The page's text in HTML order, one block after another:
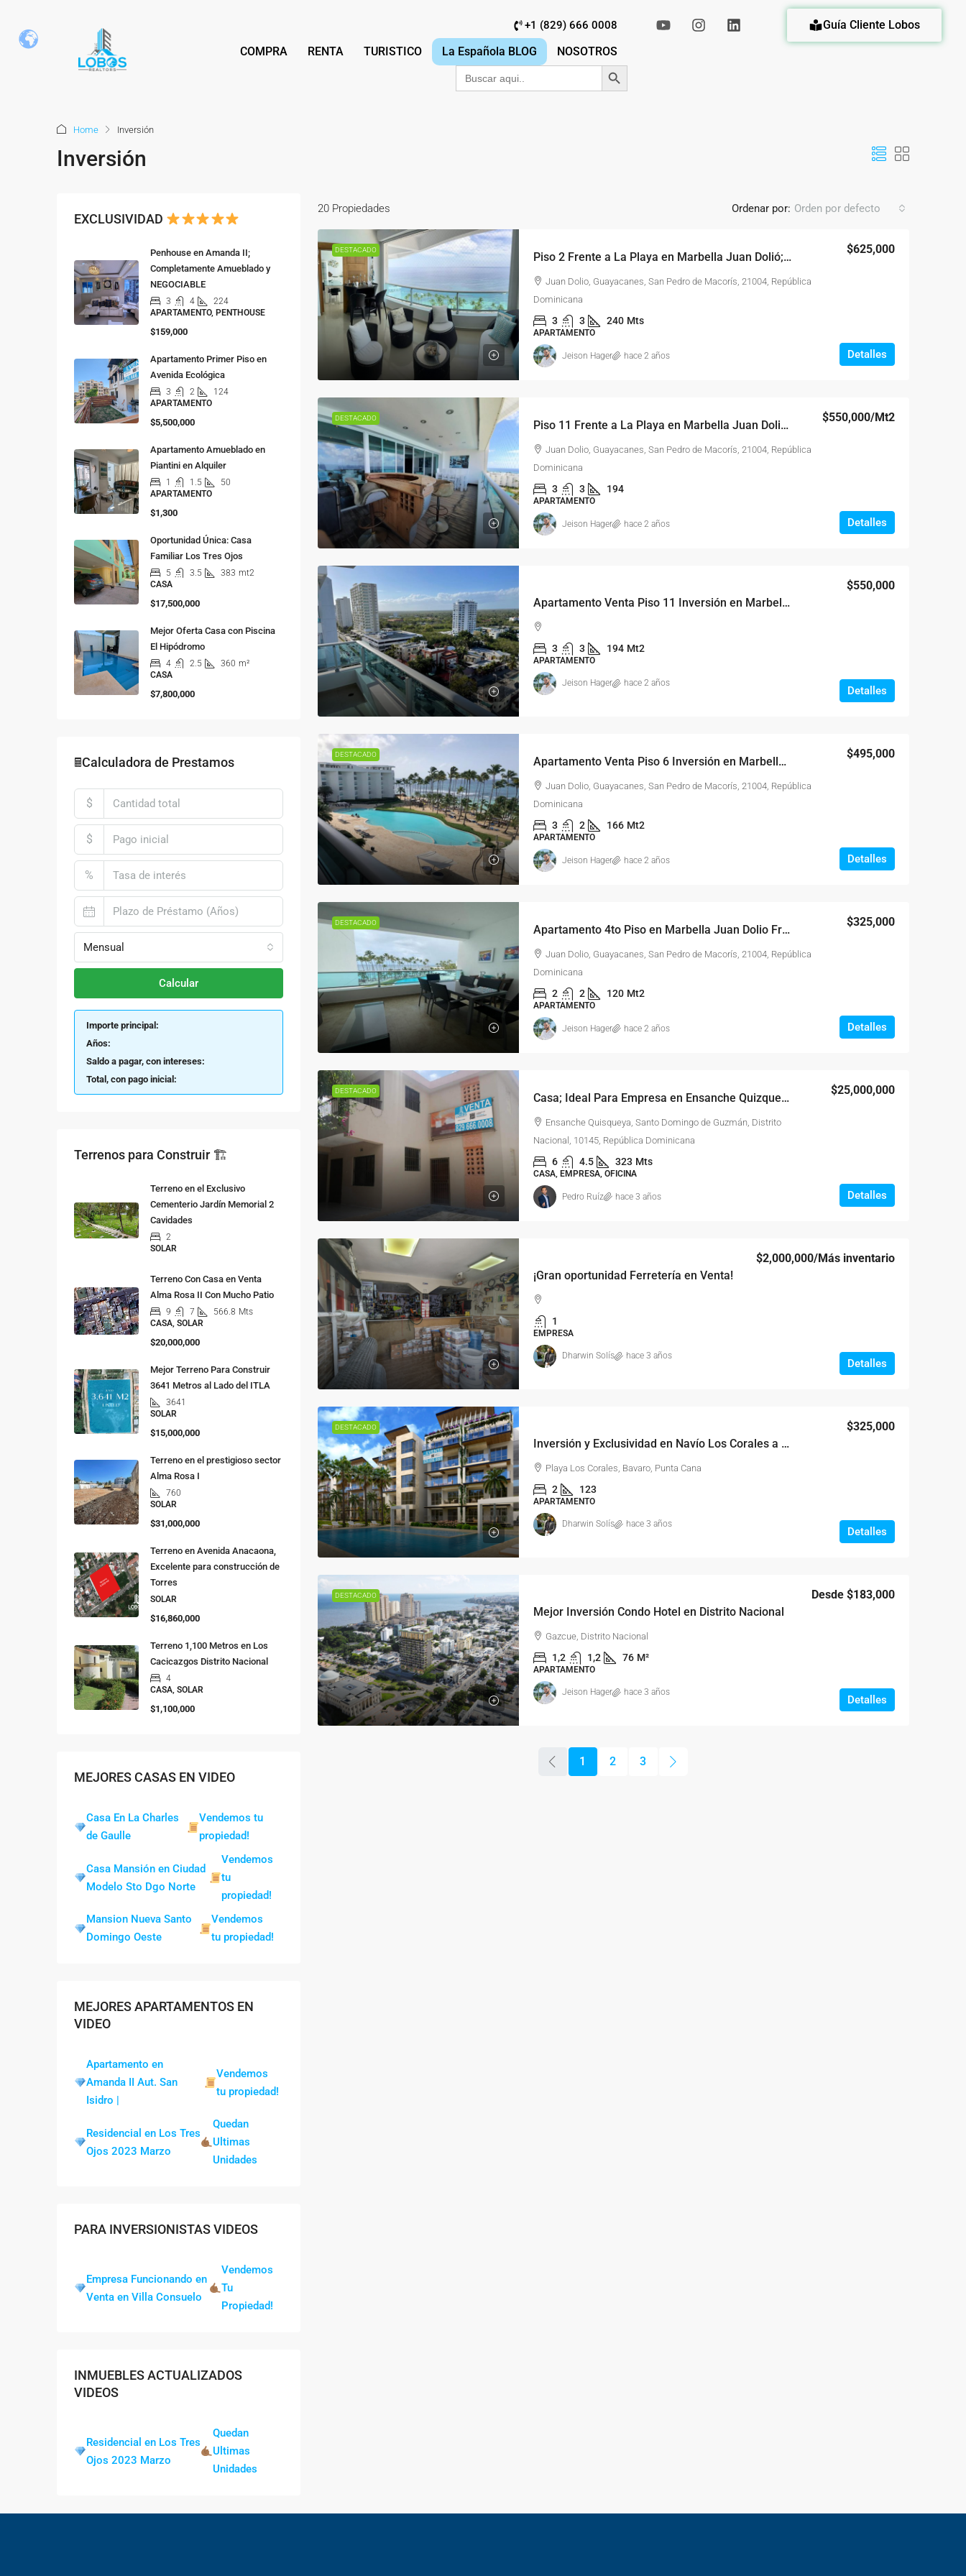
+1 (829) 666 0008
Guía Cliente Lobos
COMPRA
RENTA TURISTICO La Española BLOG
NOSOTROS
Buscar:
Botón de búsqueda
Home Inversión
Inversión
20 Propiedades Ordenar por: Orden por defecto
DESTACADO
Piso 2 Frente a La Playa en Marbella Juan Dolió; Dos Apartamento en Uno
$625,000
Juan Dolio, Guayacanes, San Pedro de Macorís, 21004, República
Dominicana
3 3 240 Mts
APARTAMENTO
Detalles
Jeison Hager hace 2 años
DESTACADO
Piso 11 Frente a La Playa en Marbella Juan Dolió; Vive en el Paraíso
$550,000/Mt2
Juan Dolio, Guayacanes, San Pedro de Macorís, 21004, República
Dominicana
3 3 194
APARTAMENTO
Detalles
Jeison Hager hace 2 años
Apartamento Venta Piso 11 Inversión en Marbella Juan Dolio
$550,000
3 3 194 Mt2
APARTAMENTO
Detalles
Jeison Hager hace 2 años
DESTACADO
Apartamento Venta Piso 6 Inversión en Marbella Juan Dolio
$495,000
Juan Dolio, Guayacanes, San Pedro de Macorís, 21004, República
Dominicana
3 2 166 Mt2
APARTAMENTO
Detalles
Jeison Hager hace 2 años
DESTACADO
Apartamento 4to Piso en Marbella Juan Dolio Frente a la Playa
$325,000
Juan Dolio, Guayacanes, San Pedro de Macorís, 21004, República
Dominicana
2 2 120 Mt2
APARTAMENTO
Detalles
Jeison Hager hace 2 años
DESTACADO
Casa; Ideal Para Empresa en Ensanche Quizqueya
$25,000,000
Ensanche Quisqueya, Santo Domingo de Guzmán, Distrito
Nacional, 10145, República Dominicana
6 4.5 323 Mts
CASA, EMPRESA, OFICINA
Detalles
Pedro Ruíz hace 3 años
¡Gran oportunidad Ferretería en Venta!
$2,000,000/Más inventario
1
EMPRESA
Detalles
Dharwin Solís hace 3 años
DESTACADO
Inversión y Exclusividad en Navío Los Corales a Pasos de la Playa
$325,000
Playa Los Corales, Bavaro, Punta Cana
2 123
APARTAMENTO
Detalles
Dharwin Solís hace 3 años
DESTACADO
Mejor Inversión Condo Hotel en Distrito Nacional
Desde $183,000
Gazcue, Distrito Nacional
1,2 1,2 76 M²
APARTAMENTO
Detalles
Jeison Hager hace 3 años
1 2 3
EXCLUSIVIDAD
Penhouse en Amanda II;
Completamente Amueblado y
NEGOCIABLE
3 4
224
APARTAMENTO, PENTHOUSE
$159,000
Apartamento Primer Piso en
Avenida Ecológica
3 2
124
APARTAMENTO
$5,500,000
Apartamento Amueblado en
Piantini en Alquiler
1 1.5
50
APARTAMENTO
$1,300
Oportunidad Única: Casa
Familiar Los Tres Ojos
5 3.5 383 mt2
CASA
$17,500,000
Mejor Oferta Casa con Piscina
El Hipódromo
4 2.5 360 m²
CASA
$7,800,000
🖩Calculadora de Prestamos
$
$
%
Mensual
Calcular
Importe principal:
Años:
Saldo a pagar, con intereses:
Total, con pago inicial:
Terrenos para Construir 🏗
Terreno en el Exclusivo
Cementerio Jardín Memorial 2
Cavidades
2
SOLAR
Terreno Con Casa en Venta
Alma Rosa II Con Mucho Patio
9 7 566.8 Mts
CASA, SOLAR
$20,000,000
Mejor Terreno Para Construir
3641 Metros al Lado del ITLA
3641
SOLAR
$15,000,000
Terreno en el prestigioso sector
Alma Rosa I
760
SOLAR
$31,000,000
Terreno en Avenida Anacaona,
Excelente para construcción de
Torres
SOLAR
$16,860,000
Terreno 1,100 Metros en Los
Cacicazgos Distrito Nacional
4
CASA, SOLAR
$1,100,000
MEJORES CASAS EN VIDEO
Casa En La Charles
de Gaulle
Vendemos tu
propiedad!
Casa Mansión en Ciudad
Modelo Sto Dgo Norte
Vendemos
tu
propiedad!
Mansion Nueva Santo
Domingo Oeste
Vendemos
tu propiedad!
MEJORES APARTAMENTOS EN
VIDEO
Apartamento en
Amanda II Aut. San
Isidro |
Vendemos
tu propiedad!
Residencial en Los Tres
Ojos 2023 Marzo
Quedan
Ultimas
Unidades
PARA INVERSIONISTAS VIDEOS
Empresa Funcionando en
Venta en Villa Consuelo
Vendemos
Tu
Propiedad!
INMUEBLES ACTUALIZADOS
VIDEOS
Residencial en Los Tres
Ojos 2023 Marzo
Quedan
Ultimas
Unidades